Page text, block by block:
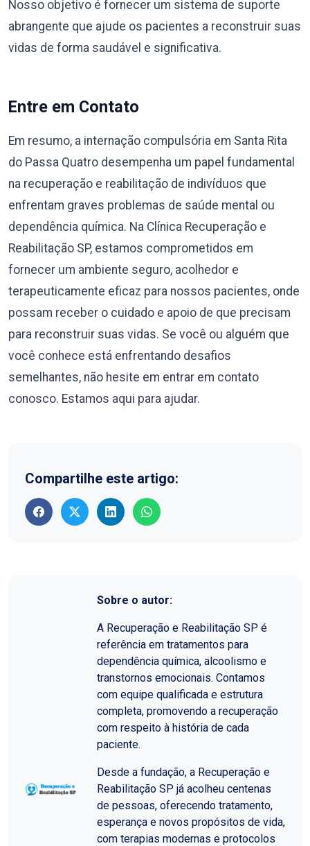
Nosso objetivo é fornecer um sistema de suporte
abrangente que ajude os pacientes a reconstruir suas
vidas de forma saudável e significativa.
Entre em Contato
Em resumo, a internação compulsória em Santa Rita
do Passa Quatro desempenha um papel fundamental
na recuperação e reabilitação de indivíduos que
enfrentam graves problemas de saúde mental ou
dependência química. Na Clínica Recuperação e
Reabilitação SP, estamos comprometidos em
fornecer um ambiente seguro, acolhedor e
terapeuticamente eficaz para nossos pacientes, onde
possam receber o cuidado e apoio de que precisam
para reconstruir suas vidas. Se você ou alguém que
você conhece está enfrentando desafios
semelhantes, não hesite em entrar em contato
conosco. Estamos aqui para ajudar.
Compartilhe este artigo:
Sobre o autor:
A Recuperação e Reabilitação SP é
referência em tratamentos para
dependência química, alcoolismo e
transtornos emocionais. Contamos
com equipe qualificada e estrutura
completa, promovendo a recuperação
com respeito à história de cada
paciente.
Desde a fundação, a Recuperação e
Reabilitação SP já acolheu centenas
de pessoas, oferecendo tratamento,
esperança e novos propósitos de vida,
com terapias modernas e protocolos